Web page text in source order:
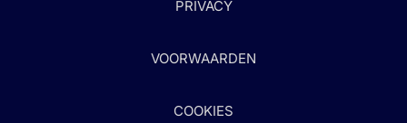
PRIVACY
VOORWAARDEN
COOKIES